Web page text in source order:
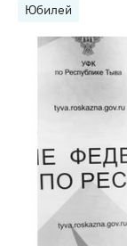
Юбилей